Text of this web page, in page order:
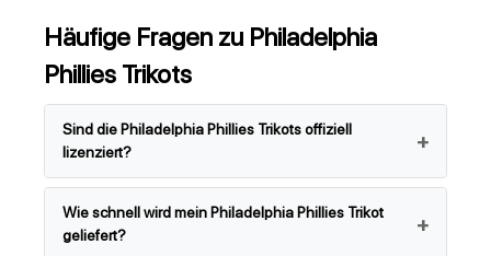
Häufige Fragen zu Philadelphia
Phillies Trikots
Sind die Philadelphia Phillies Trikots offiziell
lizenziert?
Wie schnell wird mein Philadelphia Phillies Trikot
geliefert?